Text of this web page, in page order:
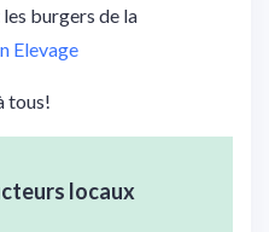
burgers de la
Elevage
tous!
locaux